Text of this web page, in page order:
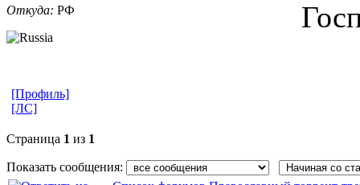
Откуда: РФ
[Профиль]
[ЛС]
Страница 1 из 1
Показать сообщения: